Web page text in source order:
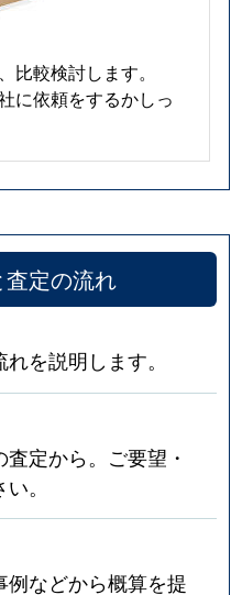
比較検討します。
に依頼をするかしっ
定の流れ
を説明します。
定から。ご要望・
。
などから概算を提